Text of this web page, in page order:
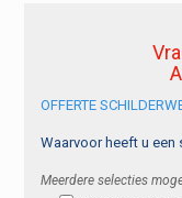
OFFERTE
Waarvoor heeft u
Meerdere selecties